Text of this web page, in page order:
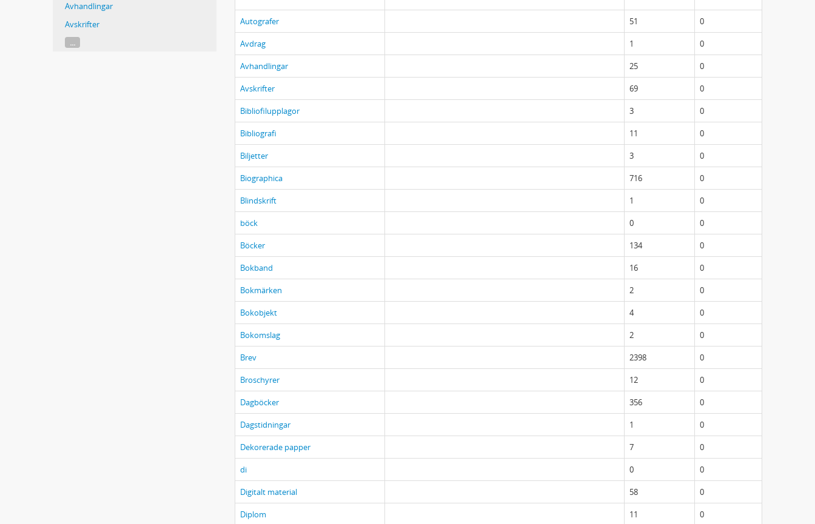
Avhandlingar
Avskrifter
...
Autografer 51 0
Avdrag 1 0
Avhandlingar 25 0
Avskrifter 69 0
Bibliofilupplagor 3 0
Bibliografi 11 0
Biljetter 3 0
Biographica 716 0
Blindskrift 1 0
böck 0 0
Böcker 134 0
Bokband 16 0
Bokmärken 2 0
Bokobjekt 4 0
Bokomslag 2 0
Brev 2398 0
Broschyrer 12 0
Dagböcker 356 0
Dagstidningar 1 0
Dekorerade papper 7 0
di 0 0
Digitalt material 58 0
Diplom 11 0